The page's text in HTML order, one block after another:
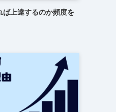
上達するのか頻度を